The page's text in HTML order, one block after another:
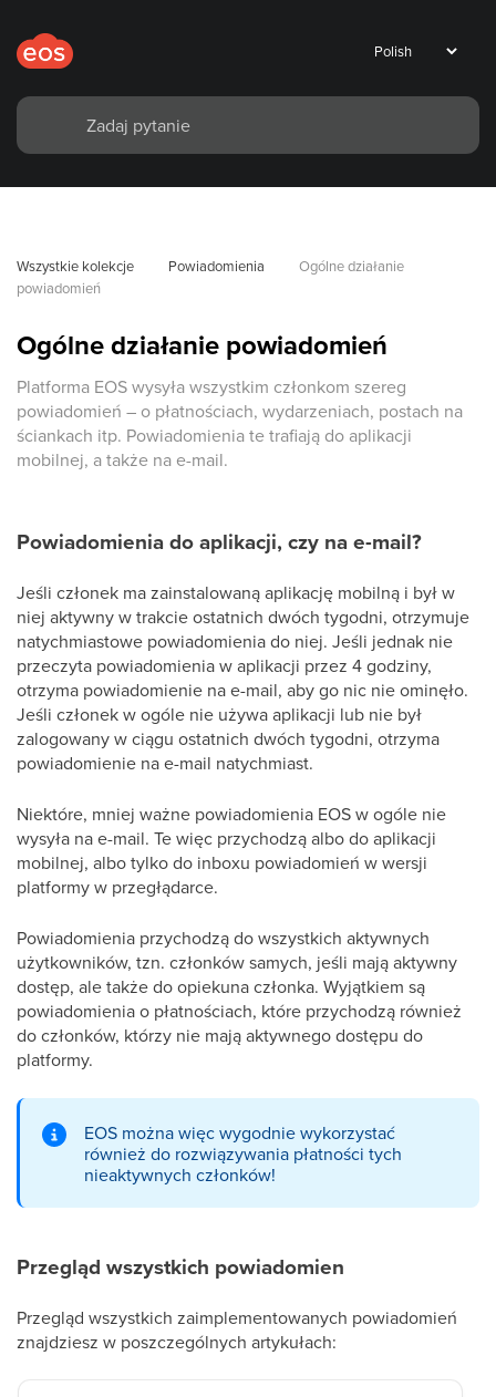
Wszystkie kolekcje Powiadomienia
Ogólne działanie
powiadomień
Ogólne działanie powiadomień
Platforma EOS wysyła wszystkim członkom szereg
powiadomień – o płatnościach, wydarzeniach, postach na
ściankach itp. Powiadomienia te trafiają do aplikacji
mobilnej, a także na e-mail.
Powiadomienia do aplikacji, czy na e-mail?
Jeśli członek ma zainstalowaną aplikację mobilną i był w
niej aktywny w trakcie ostatnich dwóch tygodni, otrzymuje
natychmiastowe powiadomienia do niej. Jeśli jednak nie
przeczyta powiadomienia w aplikacji przez 4 godziny,
otrzyma powiadomienie na e-mail, aby go nic nie ominęło.
Jeśli członek w ogóle nie używa aplikacji lub nie był
zalogowany w ciągu ostatnich dwóch tygodni, otrzyma
powiadomienie na e-mail natychmiast.
Niektóre, mniej ważne powiadomienia EOS w ogóle nie
wysyła na e-mail. Te więc przychodzą albo do aplikacji
mobilnej, albo tylko do inboxu powiadomień w wersji
platformy w przegłądarce.
Powiadomienia przychodzą do wszystkich aktywnych
użytkowników, tzn. członków samych, jeśli mają aktywny
dostęp, ale także do opiekuna członka. Wyjątkiem są
powiadomienia o płatnościach, które przychodzą również
do członków, którzy nie mają aktywnego dostępu do
platformy.
EOS można więc wygodnie wykorzystać
również do rozwiązywania płatności tych
nieaktywnych członków!
Przegląd wszystkich powiadomien
Przegląd wszystkich zaimplementowanych powiadomień
znajdziesz w poszczególnych artykułach: